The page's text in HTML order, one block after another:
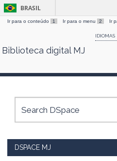
Skip
BRASIL
Ir para o conteúdo 1 Ir para o menu 2 Ir
IDIOMAS
Biblioteca digital MJ
DSPACE MJ